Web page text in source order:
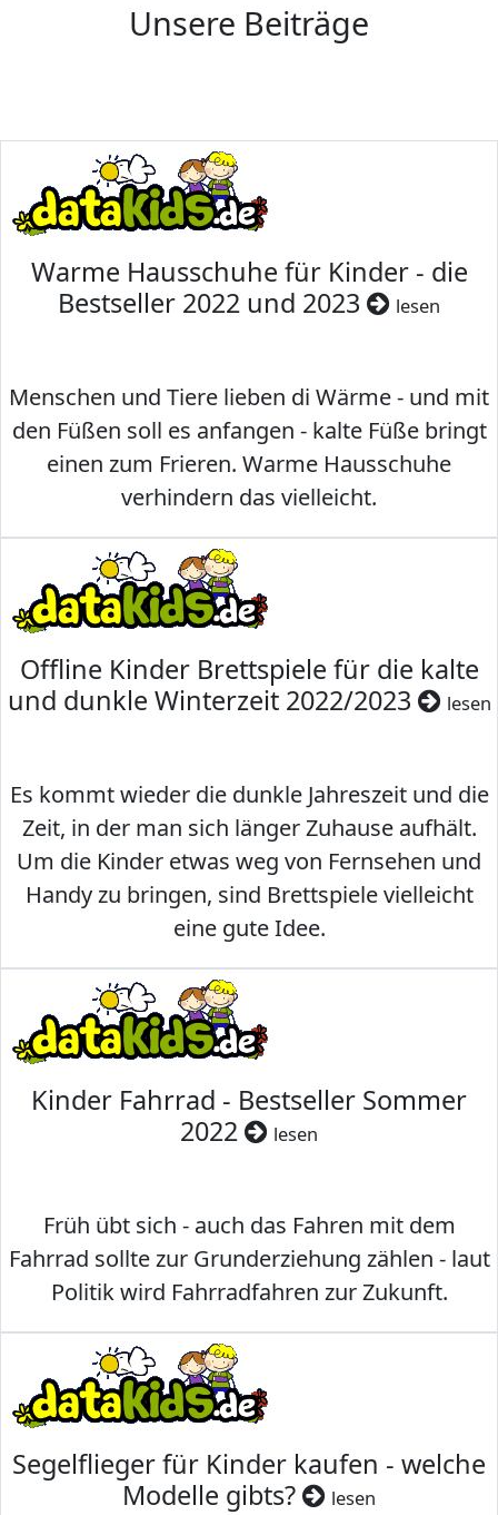
Unsere Beiträge
Warme Hausschuhe für Kinder - die
Bestseller 2022 und 2023
lesen
Menschen und Tiere lieben di Wärme - und mit
den Füßen soll es anfangen - kalte Füße bringt
einen zum Frieren. Warme Hausschuhe
verhindern das vielleicht.
Offline Kinder Brettspiele für die kalte
und dunkle Winterzeit 2022/2023
lesen
Es kommt wieder die dunkle Jahreszeit und die
Zeit, in der man sich länger Zuhause aufhält.
Um die Kinder etwas weg von Fernsehen und
Handy zu bringen, sind Brettspiele vielleicht
eine gute Idee.
Kinder Fahrrad - Bestseller Sommer
2022
lesen
Früh übt sich - auch das Fahren mit dem
Fahrrad sollte zur Grunderziehung zählen - laut
Politik wird Fahrradfahren zur Zukunft.
Segelflieger für Kinder kaufen - welche
Modelle gibts?
lesen